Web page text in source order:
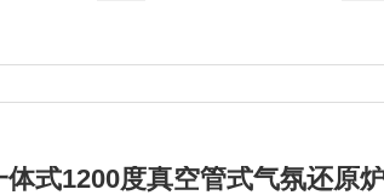
体式1200度真空管式气氛还原